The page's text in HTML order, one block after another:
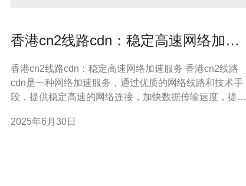
香港cn2线路cdn：稳定高速网络加速
香港cn2线路cdn：稳定高速网络加速服务 香港cn2线路
cdn是一种网络加速服务，通过优质的网络线路和技术手
段，提供稳定高速的网络连接，加快数据传输速度，提升
采用优质的网络线路，保障网络连接的稳定性。 速度快：
2025年6月30日